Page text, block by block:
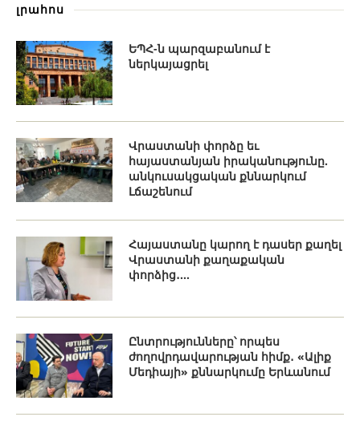
լրահոս
ԵՊՀ-ն պարզաբանում է
ներկայացրել
Վրաստանի փորձը եւ
հայաստանյան իրականությունը.
անկուսակցական քննարկում
Լճաշենում
Հայաստանը կարող է դասեր քաղել
Վրաստանի քաղաքական
փորձից․...
Ընտրությունները՝ որպես
ժողովրդավարության հիմք․ «Ալիք
Մեդիայի» քննարկումը Երևանում